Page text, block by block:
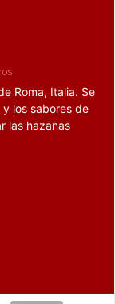
Roma, Italia. Se
y los sabores de
las hazanas